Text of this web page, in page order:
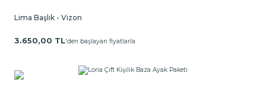
Lima Başlık - Vizon
3.650,00 TL'den başlayan fiyatlarla